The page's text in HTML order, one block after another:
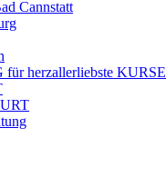
Cannstatt
herzallerliebste KURSE